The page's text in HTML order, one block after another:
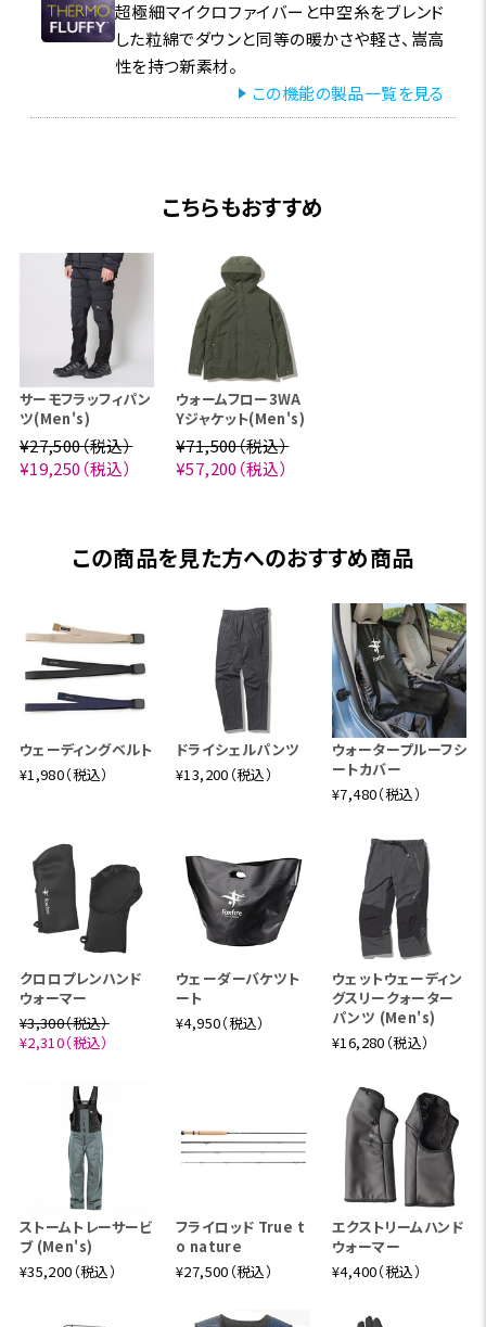
超極細マイクロファイバーと中空糸をブレンド
した粒綿でダウンと同等の暖かさや軽さ、嵩高
性を持つ新素材。
この機能の製品一覧を見る
こちらもおすすめ
サーモフラッフィパン
ツ(Men's)
¥27,500（税込）
¥19,250（税込）
ウォームフロー3WA
Yジャケット(Men's)
¥71,500（税込）
¥57,200（税込）
この商品を見た方へのおすすめ商品
ウェーディングベルト
¥1,980（税込）
ドライシェルパンツ
¥13,200（税込）
ウォータープルーフシ
ートカバー
¥7,480（税込）
クロロプレンハンド
ウォーマー
¥3,300（税込）
¥2,310（税込）
ウェーダーバケツト
ート
¥4,950（税込）
ウェットウェーディン
グスリークォーター
パンツ (Men's)
¥16,280（税込）
ストームトレーサービ
ブ (Men's)
¥35,200（税込）
フライロッド True t
o nature
¥27,500（税込）
エクストリームハンド
ウォーマー
¥4,400（税込）